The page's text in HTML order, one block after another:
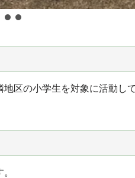
区の小学生を対象に活動し